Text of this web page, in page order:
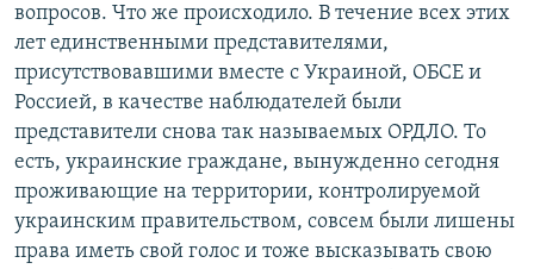
вопросов. Что же происходило. В течение всех этих
лет единственными представителями,
присутствовавшими вместе с Украиной, ОБСЕ и
Россией, в качестве наблюдателей были
представители снова так называемых ОРДЛО. То
есть, украинские граждане, вынужденно сегодня
проживающие на территории, контролируемой
украинским правительством, совсем были лишены
права иметь свой голос и тоже высказывать свою